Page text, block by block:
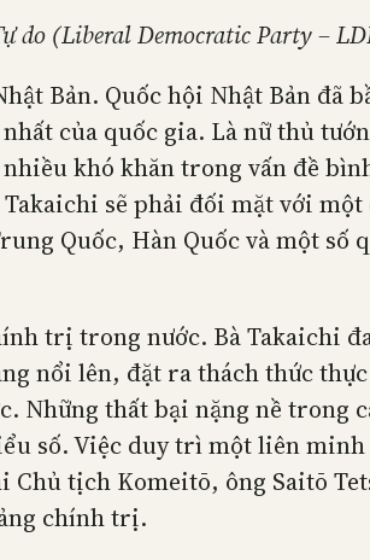
do (Liberal Democratic Party –
Bản. Quốc hội Nhật Bản đã
của quốc gia. Là nữ thủ
khó khăn trong vấn đề
sẽ phải đối mặt với
Quốc, Hàn Quốc và một
trị trong nước. Bà Takaichi
nổi lên, đặt ra thách thức
Những thất bại nặng nề trong
số. Việc duy trì một liên
tịch Komeitō, ông Saitō
chính trị.